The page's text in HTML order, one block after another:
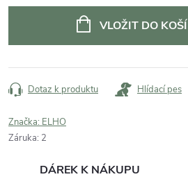
VLOŽIT DO
Dotaz k produktu Hlídací pes
Značka: ELHO
Záruka: 2
DÁREK K NÁKUPU